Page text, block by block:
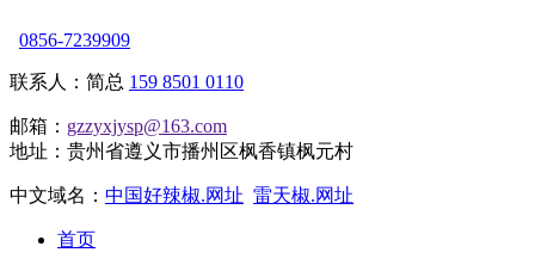
0856-7239909
联系人：简总 159 8501 0110
邮箱： gzzyxjysp@163.com
地址：贵州省遵义市播州区枫香镇枫元村
中文域名： 中国好辣椒.网址 雷天椒.网址
首页